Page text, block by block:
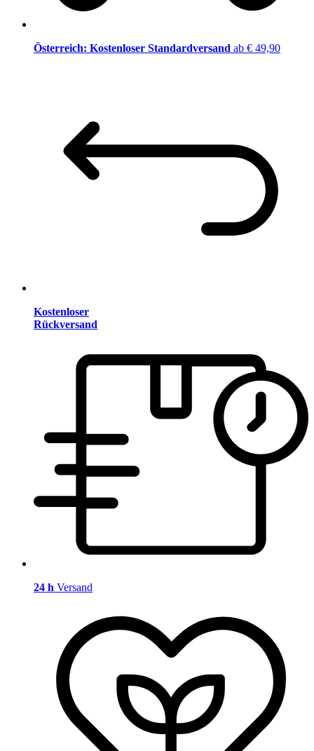
Österreich: Kostenloser Standardversand ab € 49,90
Kostenloser
Rückversand
24 h Versand